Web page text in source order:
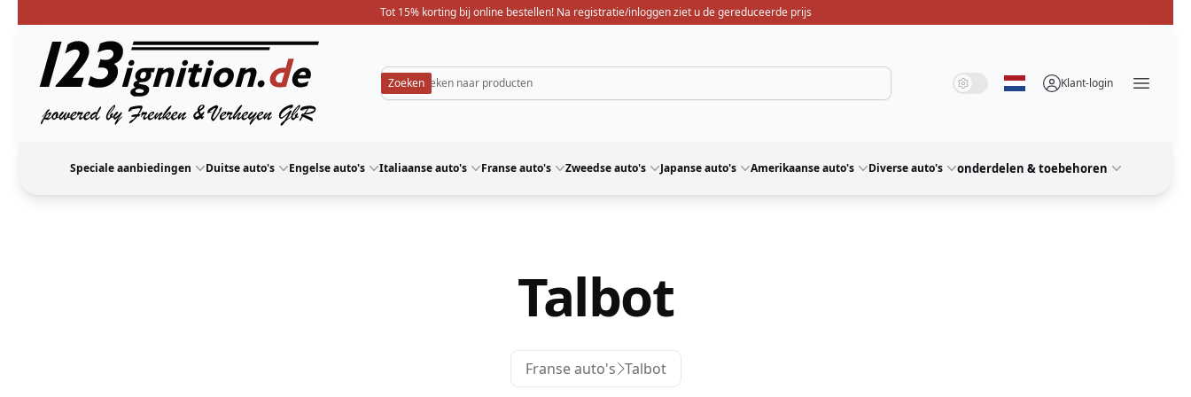
Tot 15% korting bij online bestellen! Na registratie/inloggen ziet u de gereduceerde prijs
123ignition
Systeemmodus
Lichte modus
Donkere modus
Selecteer taal
Klant-login Menü
Speciale aanbiedingen Duitse auto's Engelse auto's Italiaanse auto's Franse auto's Zweedse auto's Japanse auto's Amerikaanse auto's Diverse auto's onderdelen & toebehoren
Talbot
Franse auto's Talbot